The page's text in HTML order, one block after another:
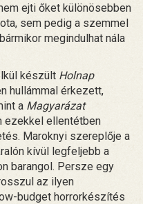
ejti őket különösebben
sem pedig a szemmel
megindulhat nála
készült Holnap
hullámmal érkezett,
a Magyarázat
ezekkel ellentétben
Maroknyi szereplője a
kívül legfeljebb a
barangol. Persze egy
az ilyen
budget horrorkészítés